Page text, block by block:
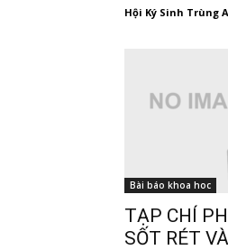
Hội Ký Sinh Trùng
Bài báo khoa hoc
TẠP CHÍ
SỐT RÉT